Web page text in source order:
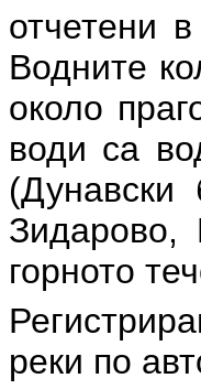
отчетени
Водните
около
води са
Зидарово,
горното
реки по